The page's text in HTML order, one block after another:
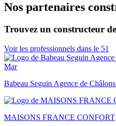
Nos partenaires
Trouvez un constructeur
Voir les professionnels dans le 51
Babeau Seguin Agence de
MAISONS FRANCE CONFORT